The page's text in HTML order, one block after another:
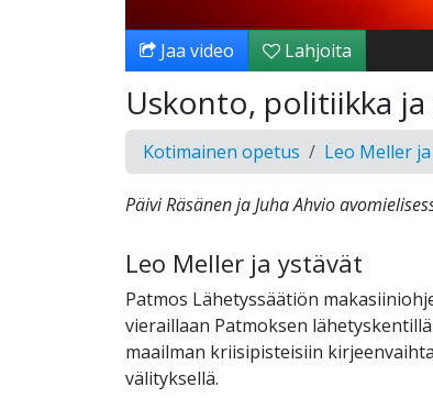
Jaa video Lahjoita
Uskonto, politiikka ja
Kotimainen opetus Leo Meller
Päivi Räsänen ja Juha Ahvio
Leo Meller ja ystävät
Patmos Lähetyssäätiön
vieraillaan Patmoksen
maailman kriisipisteisiin
välityksellä.